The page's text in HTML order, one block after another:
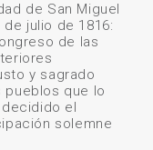
de San Miguel
julio de 1816:
de las
y sagrado
que lo
el
solemne